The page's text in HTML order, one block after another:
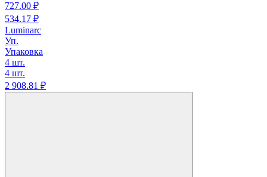
727.00 ₽
534.17 ₽
Luminarc
Уп.
Упаковка
4 шт.
4 шт.
2 908.81 ₽